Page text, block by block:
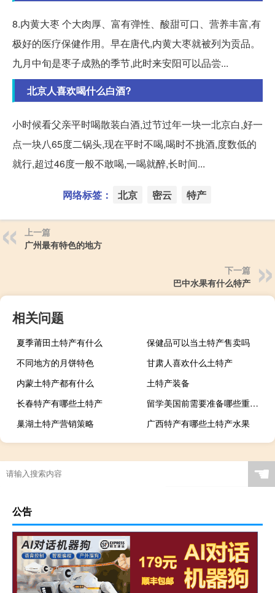
8.内黄大枣 个大肉厚、富有弹性、酸甜可口、营养丰富,有
极好的医疗保健作用。早在唐代,内黄大枣就被列为贡品。
九月中旬是枣子成熟的季节,此时来安阳可以品尝...
北京人喜欢喝什么白酒?
小时候看父亲平时喝散装白酒,过节过年一块一北京白,好一
点一块八65度二锅头,现在平时不喝,喝时不挑酒,度数低的
就行,超过46度一般不敢喝,一喝就醉,长时间...
网络标签： 北京 密云 特产
上一篇
广州最有特色的地方
下一篇
巴中水果有什么特产
相关问题
夏季莆田土特产有什么
保健品可以当土特产售卖吗
不同地方的月饼特色
甘肃人喜欢什么土特产
内蒙土特产都有什么
土特产装备
长春特产有哪些土特产
留学美国前需要准备哪些重要事项
巢湖土特产营销策略
广西特产有哪些土特产水果
☚
公告